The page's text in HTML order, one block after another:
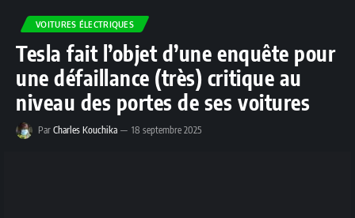
VOITURES ÉLECTRIQUES
Tesla fait l’objet d’une enquête pour
une défaillance (très) critique au
niveau des portes de ses voitures
Par Charles Kouchika 18 septembre 2025